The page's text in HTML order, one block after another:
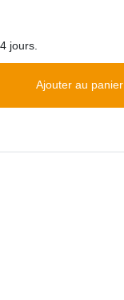
jours.
Ajouter au panier